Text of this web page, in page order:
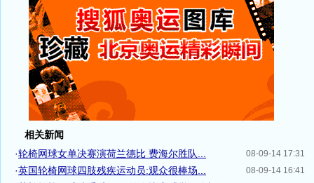
相关新闻
08-09-14 17:31
·轮椅网球女单决赛演荷兰德比 费海尔胜队...
08-09-14 16:41
·英国轮椅网球四肢残疾运动员:观众很棒场...